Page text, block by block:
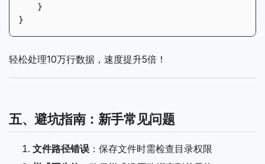
}
}
轻松处理10万行数据，速度提升5倍！
五、避坑指南：新手常见问题
文件路径错误 ：保存文件时需检查目录权限